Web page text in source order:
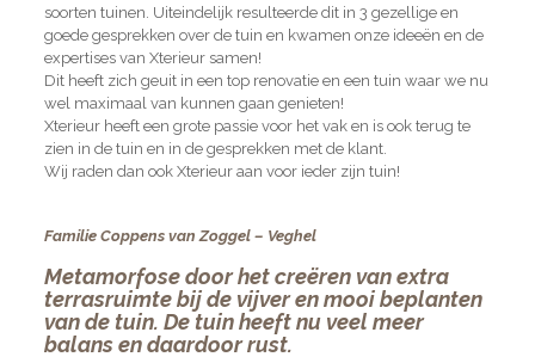
soorten tuinen. Uiteindelijk resulteerde dit in 3 gezellige en
goede gesprekken over de tuin en kwamen onze ideeën en de
expertises van Xterieur samen!
Dit heeft zich geuit in een top renovatie en een tuin waar we nu
wel maximaal van kunnen gaan genieten!
Xterieur heeft een grote passie voor het vak en is ook terug te
zien in de tuin en in de gesprekken met de klant.
Wij raden dan ook Xterieur aan voor ieder zijn tuin!
Familie Coppens van Zoggel – Veghel
Metamorfose door het creëren van extra
terrasruimte bij de vijver en mooi beplanten
van de tuin. De tuin heeft nu veel meer
balans en daardoor rust.